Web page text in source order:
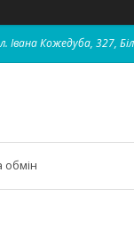
Івана Кожедуба, 327,